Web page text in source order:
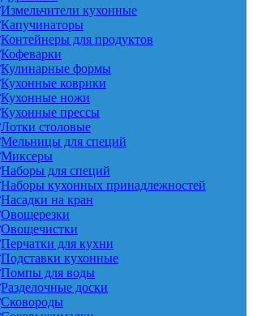
Измельчители кухонные
Капучинаторы
Контейнеры для продуктов
Кофеварки
Кулинарные формы
Кухонные коврики
Кухонные ножи
Кухонные прессы
Лотки столовые
Мельницы для специй
Миксеры
Наборы для специй
Наборы кухонных принадлежностей
Насадки на кран
Овощерезки
Овощечистки
Перчатки для кухни
Подставки кухонные
Помпы для воды
Разделочные доски
Сковороды